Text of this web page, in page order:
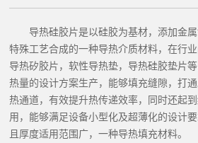
导热硅胶片是以硅胶为基材，添加金
特殊工艺合成的一种导热介质材料，在行
导热矽胶片，软性导热垫，导热硅胶垫片
热量的设计方案生产，能够填充缝隙，打
热通道，有效提升热传递效率，同时还起
用，能够满足设备小型化及超薄化的设计
且厚度适用范围广，一种导热填充材料。